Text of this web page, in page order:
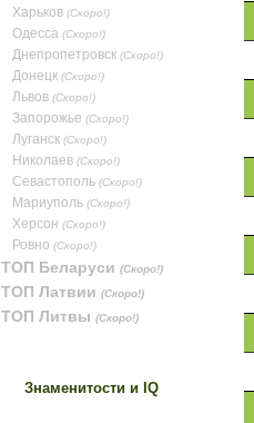
Харьков (Скоро!)
Одесса (Скоро!)
Днепропетровск (Скоро!)
Донецк (Скоро!)
Львов (Скоро!)
Запорожье (Скоро!)
Луганск (Скоро!)
Николаев (Скоро!)
Севастополь (Скоро!)
Мариуполь (Скоро!)
Херсон (Скоро!)
Ровно (Скоро!)
ТОП Беларуси (Скоро!)
ТОП Латвии (Скоро!)
ТОП Литвы (Скоро!)
Знаменитости и IQ